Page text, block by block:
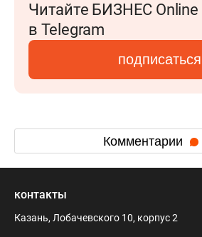
Читайте БИЗНЕС Online
в Telegram
подписаться
Комментарии
контакты
Казань, Лобачевского 10, корпус 2